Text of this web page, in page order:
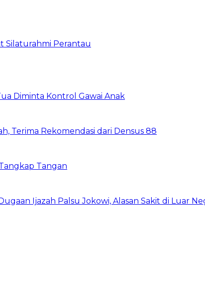
Silaturahmi Perantau
Diminta Kontrol Gawai Anak
Terima Rekomendasi dari Densus 88
Tangan
Ijazah Palsu Jokowi, Alasan Sakit di Luar